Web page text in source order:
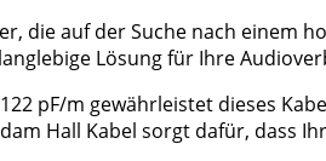
die auf der Suche nach einem
Lösung für Ihre
pF/m gewährleistet dieses
Hall Kabel sorgt dafür, dass